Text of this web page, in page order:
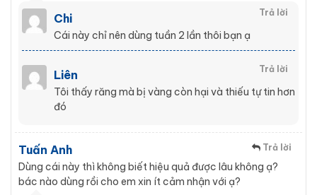
Chi Trả lời
Cái này chỉ nên dùng tuần 2 lần thôi bạn ạ
Liên Trả lời
Tôi thấy răng mà bị vàng còn hại và thiếu tự tin hơn
đó
Tuấn Anh Trả lời
Dùng cái này thì không biết hiệu quả được lâu không ạ?
bác nào dùng rồi cho em xin ít cảm nhận với ạ?